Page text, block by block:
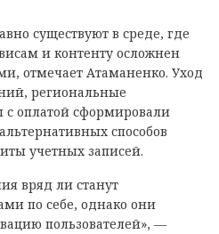
существуют в среде, где
и контенту осложнен
отмечает Атаманенко. Уход
региональные
оплатой сформировали
способов
учетных записей.
вряд ли станут
по себе, однако они
пользователей», —